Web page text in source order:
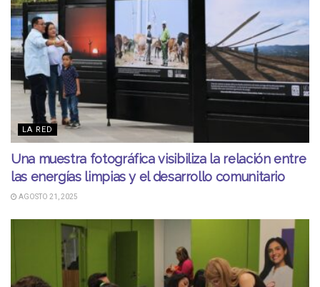
LA RED
Una muestra fotográfica visibiliza la relación entre
las energías limpias y el desarrollo comunitario
AGOSTO 21, 2025